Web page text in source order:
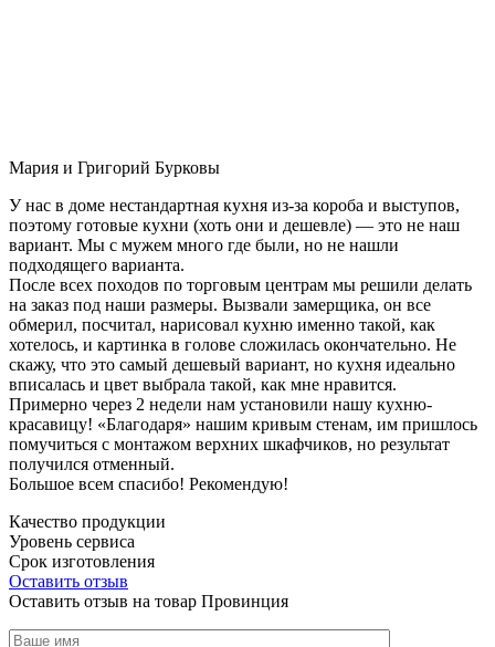
Мария и Григорий Бурковы
У нас в доме нестандартная кухня из-за короба и выступов,
поэтому готовые кухни (хоть они и дешевле) — это не наш
вариант. Мы с мужем много где были, но не нашли
подходящего варианта.
После всех походов по торговым центрам мы решили делать
на заказ под наши размеры. Вызвали замерщика, он все
обмерил, посчитал, нарисовал кухню именно такой, как
хотелось, и картинка в голове сложилась окончательно. Не
скажу, что это самый дешевый вариант, но кухня идеально
вписалась и цвет выбрала такой, как мне нравится.
Примерно через 2 недели нам установили нашу кухню-
красавицу! «Благодаря» нашим кривым стенам, им пришлось
помучиться с монтажом верхних шкафчиков, но результат
получился отменный.
Большое всем спасибо! Рекомендую!
Качество продукции
Уровень сервиса
Срок изготовления
Оставить отзыв
Оставить отзыв на товар Провинция